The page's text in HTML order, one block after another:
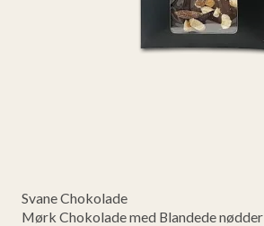
Svane Chokolade
Mørk Chokolade med Blandede nødder